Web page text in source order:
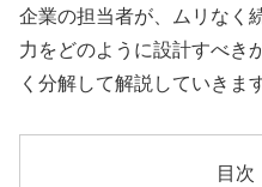
企業の担当者が、ムリなく
力をどのように設計すべき
く分解して解説していきます
目次